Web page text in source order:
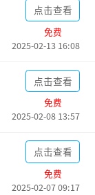
点击查看
免费
2025-02-13 16:08
点击查看
免费
2025-02-08 13:57
点击查看
免费
2025-02-07 09:17